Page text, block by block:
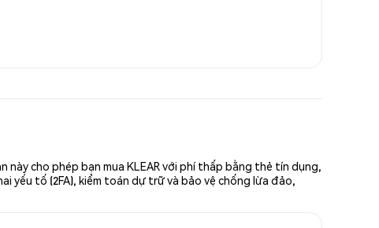
này cho phép bạn mua KLEAR với phí thấp bằng thẻ tín dụng,
yếu tố (2FA), kiểm toán dự trữ và bảo vệ chống lừa đảo,